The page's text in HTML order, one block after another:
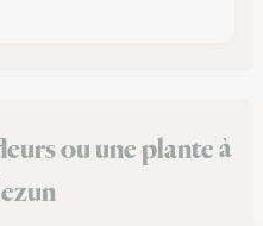
ou une plante à